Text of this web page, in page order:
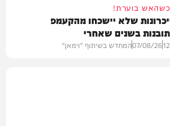
כשהאש בוערת!
שלא יישכחו מהקעמפ
בשנים שאחרי
07/08/26המחדש בשיתוף "וימאן"